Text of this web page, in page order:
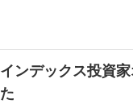
インデックス投資
た